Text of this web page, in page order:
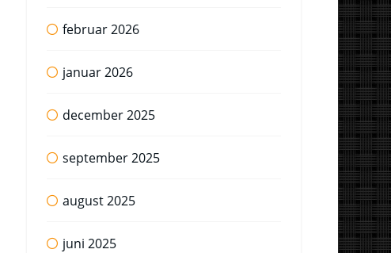
februar 2026
januar 2026
december 2025
september 2025
august 2025
juni 2025